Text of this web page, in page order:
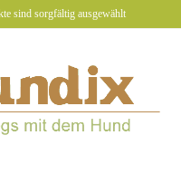
sind sorgfältig ausgewählt